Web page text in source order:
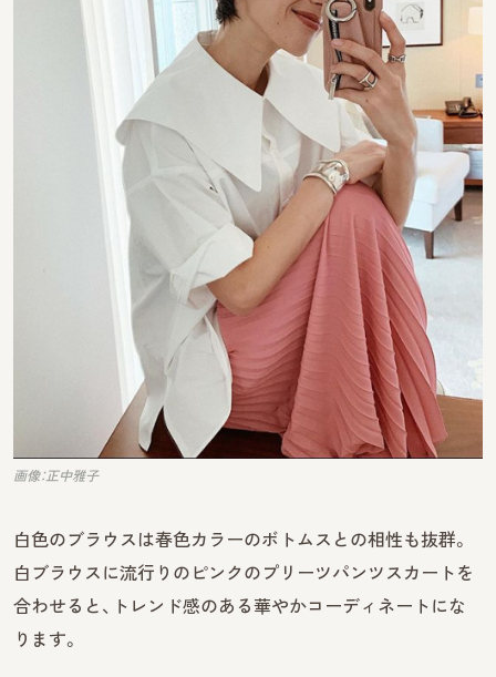
画像：正中雅子
白色のブラウスは春色カラーのボトムスとの相性も抜群。
白ブラウスに流行りのピンクのプリーツパンツスカートを
合わせると、トレンド感のある華やかコーディネートにな
ります。